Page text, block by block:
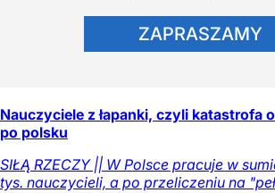
ZAPRASZAMY
Nauczyciele z łapanki, czyli katastrofa
po polsku
SIŁĄ RZECZY || W Polsce pracuje w
tys. nauczycieli, a po przeliczeniu na